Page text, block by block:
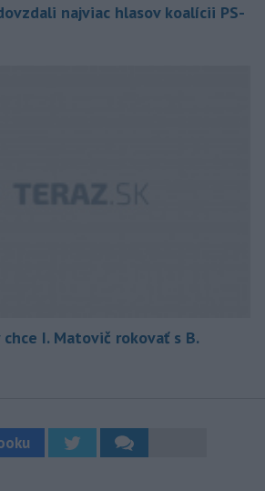
najviac hlasov koalícii PS-
I. Matovič rokovať s B.